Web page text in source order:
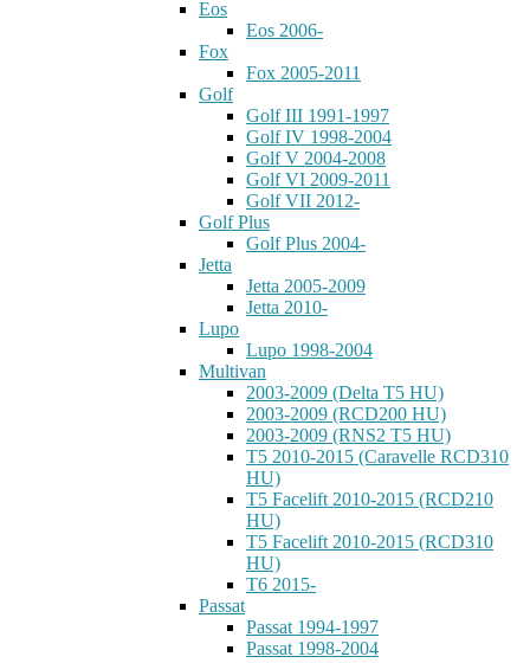
Eos
Eos 2006-
Fox
Fox 2005-2011
Golf
Golf III 1991-1997
Golf IV 1998-2004
Golf V 2004-2008
Golf VI 2009-2011
Golf VII 2012-
Golf Plus
Golf Plus 2004-
Jetta
Jetta 2005-2009
Jetta 2010-
Lupo
Lupo 1998-2004
Multivan
2003-2009 (Delta T5 HU)
2003-2009 (RCD200 HU)
2003-2009 (RNS2 T5 HU)
T5 2010-2015 (Caravelle RCD310
HU)
T5 Facelift 2010-2015 (RCD210
HU)
T5 Facelift 2010-2015 (RCD310
HU)
T6 2015-
Passat
Passat 1994-1997
Passat 1998-2004